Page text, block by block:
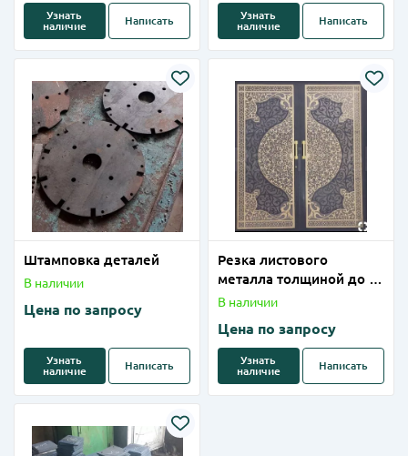
Узнать
наличие
Написать
Узнать
наличие
Написать
Штамповка деталей
В наличии
Цена по запросу
Узнать
наличие
Написать
Резка листового
металла толщиной до 1-
2 мм (латунь) на
В наличии
Цена по запросу
Узнать
наличие
Написать